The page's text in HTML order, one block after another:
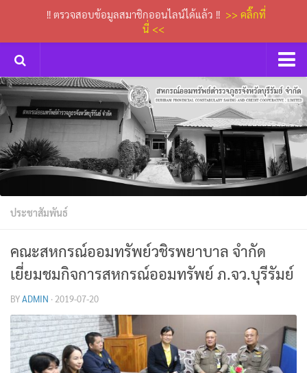
หน้าหลัก
กิจกรรม
การประชุมคณะกรรมการเงินกู้
ข่าวประกาศสหกรณ์
กระดานถาม-ตอบ
ประชาสัมพันธ์
คณะสหกรณ์ออมทรัพย์วชิรพยาบาล จำกัด
เยี่ยมชมกิจการสหกรณ์ออมทรัพย์ ภ.จว.บุรีรัมย์
BYADMIN · 2019-07-20
!! ตรวจสอบข้อมูลสมาชิกออนไลน์ได้แล้ว !! >> คลิ๊กที่
นี่ <<